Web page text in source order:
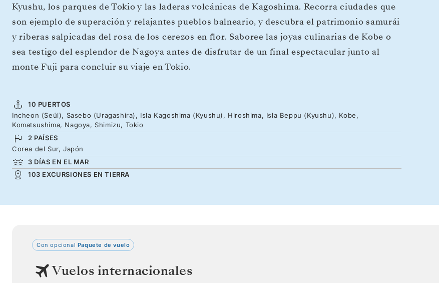
Kyushu, los parques de Tokio y las laderas volcánicas de Kagoshima. Recorra ciudades que
son ejemplo de superación y relajantes pueblos balneario, y descubra el patrimonio samurái
y riberas salpicadas del rosa de los cerezos en flor. Saboree las joyas culinarias de Kobe o
sea testigo del esplendor de Nagoya antes de disfrutar de un final espectacular junto al
monte Fuji para concluir su viaje en Tokio.
10 PUERTOS
Incheon (Seúl), Sasebo (Uragashira), Isla Kagoshima (Kyushu), Hiroshima, Isla Beppu (Kyushu), Kobe,
Komatsushima, Nagoya, Shimizu, Tokio
2 PAÍSES
Corea del Sur, Japón
3 DÍAS EN EL MAR
103 EXCURSIONES EN TIERRA
Con opcional Paquete de vuelo
Vuelos internacionales